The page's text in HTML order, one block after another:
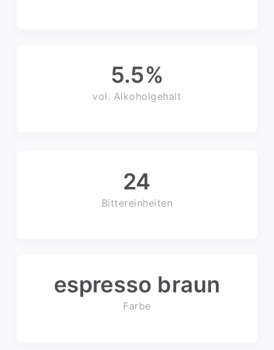
5.5%
vol. Alkoholgehalt
24
Bittereinheiten
espresso braun
Farbe